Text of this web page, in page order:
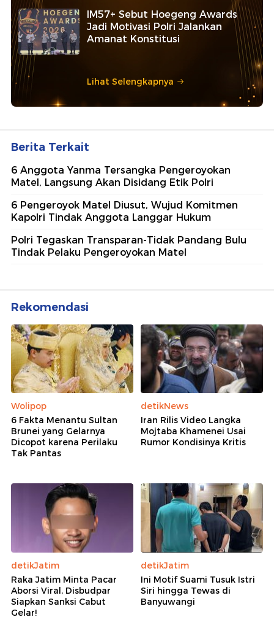
IM57+ Sebut Hoegeng Awards
Jadi Motivasi Polri Jalankan
Amanat Konstitusi
Lihat Selengkapnya
Berita Terkait
6 Anggota Yanma Tersangka Pengeroyokan
Matel, Langsung Akan Disidang Etik Polri
6 Pengeroyok Matel Diusut, Wujud Komitmen
Kapolri Tindak Anggota Langgar Hukum
Polri Tegaskan Transparan-Tidak Pandang Bulu
Tindak Pelaku Pengeroyokan Matel
Rekomendasi
Wolipop
6 Fakta Menantu Sultan
Brunei yang Gelarnya
Dicopot karena Perilaku
Tak Pantas
detikNews
Iran Rilis Video Langka
Mojtaba Khamenei Usai
Rumor Kondisinya Kritis
detikJatim
Raka Jatim Minta Pacar
Aborsi Viral, Disbudpar
Siapkan Sanksi Cabut
Gelar!
detikJatim
Ini Motif Suami Tusuk Istri
Siri hingga Tewas di
Banyuwangi